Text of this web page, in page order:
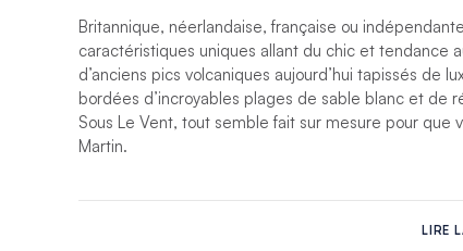
Britannique, néerlandaise, française ou
caractéristiques uniques allant du chic et tendance
d’anciens pics volcaniques aujourd’hui tapissés de
bordées d’incroyables plages de sable blanc et de
Sous Le Vent, tout semble fait sur mesure pour que
Martin.
Navigation à Saint Martin
Du fait de l’étendue du plan d’eau, une location de
LIRE